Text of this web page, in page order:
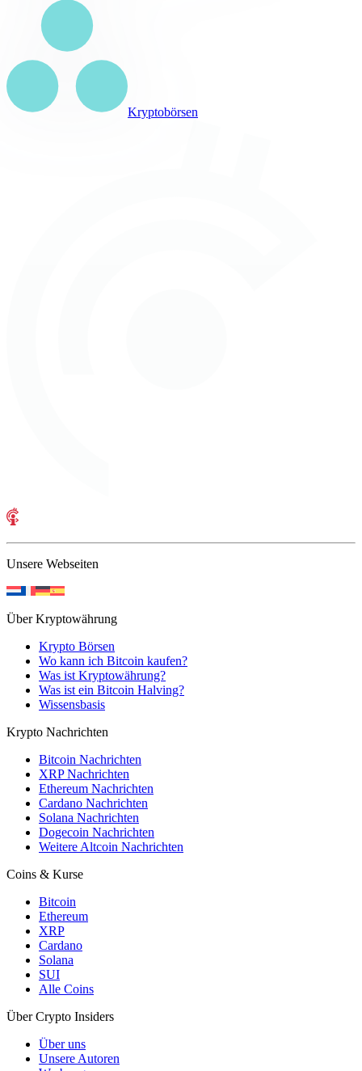
Kryptobörsen
Unsere Webseiten
Über Kryptowährung
Krypto Börsen
Wo kann ich Bitcoin kaufen?
Was ist Kryptowährung?
Was ist ein Bitcoin Halving?
Wissensbasis
Krypto Nachrichten
Bitcoin Nachrichten
XRP Nachrichten
Ethereum Nachrichten
Cardano Nachrichten
Solana Nachrichten
Dogecoin Nachrichten
Weitere Altcoin Nachrichten
Coins & Kurse
Bitcoin
Ethereum
XRP
Cardano
Solana
SUI
Alle Coins
Über Crypto Insiders
Über uns
Unsere Autoren